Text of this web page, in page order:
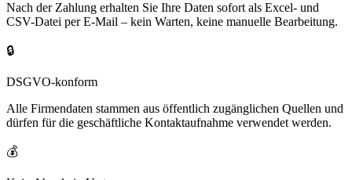
Nach der Zahlung erhalten Sie Ihre Daten sofort als Excel- und
CSV-Datei per E-Mail – kein Warten, keine manuelle Bearbeitung.
🔒
DSGVO-konform
Alle Firmendaten stammen aus öffentlich zugänglichen Quellen und
dürfen für die geschäftliche Kontaktaufnahme verwendet werden.
💰